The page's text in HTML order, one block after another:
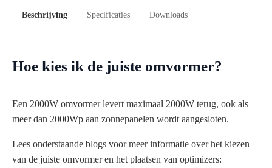
Beschrijving Specificaties Downloads
Hoe kies ik de juiste omvormer?
Een 2000W omvormer levert maximaal 2000W terug, ook als
meer dan 2000Wp aan zonnepanelen wordt aangesloten.
Lees onderstaande blogs voor meer informatie over het kiezen
van de juiste omvormer en het plaatsen van optimizers: